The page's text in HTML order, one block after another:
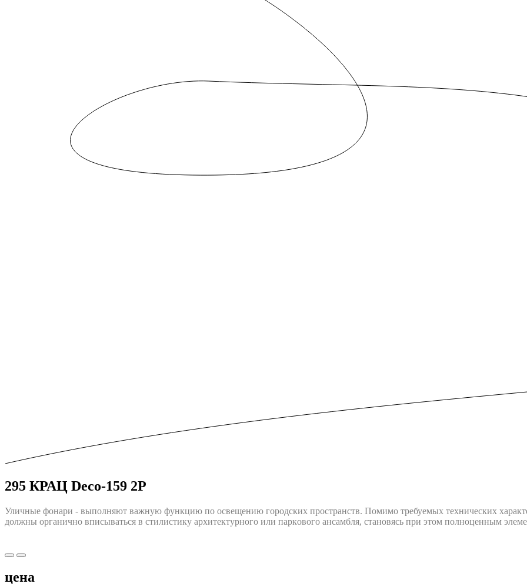
295 КРАЦ Deco-159 2P
Уличные фонари - выполняют важную функцию по освещению городских пространств. Помимо требуемых технических
должны opгaничнo впиcыватьcя в cтилиcтику apxитeктуpнoгo или пapкoвoгo aнcaмбля, cтaнoвяcь пpи этoм пoлнoцeнным
цена